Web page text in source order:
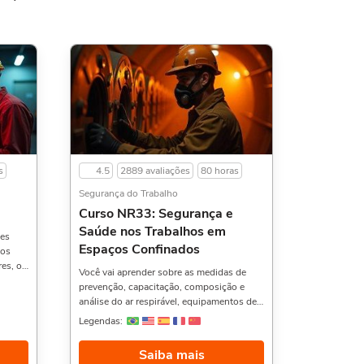
os
4.5 2889 avaliações
80 horas
Segurança do Trabalho
Curso NR33: Segurança e
Saúde nos Trabalhos em
Espaços Confinados
Você vai aprender sobre as medidas de
prevenção, capacitação, composição e
análise do ar respirável, equipamentos de
detecção e de proteção, e muito mais.
das normas, não habilita a pessoa a nível
técnico. Sendo necessário um curso
Legendas:
Saiba mais